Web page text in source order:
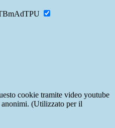
cookie tramite video youtube
anonimi. (Utilizzato per il